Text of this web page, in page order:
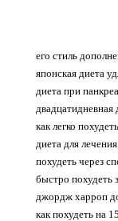
его стиль
японская диета
диета при
двадцатидневная
как легко
диета для
похудеть через
быстро похудеть
джордж харроп
как похудеть на